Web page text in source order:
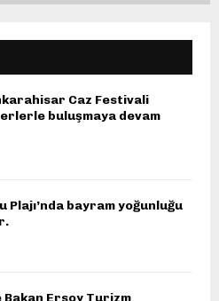
Caz Festivali
buluşmaya devam
Plajı’nda bayram yoğunluğu
Bakan Ersoy Turizm